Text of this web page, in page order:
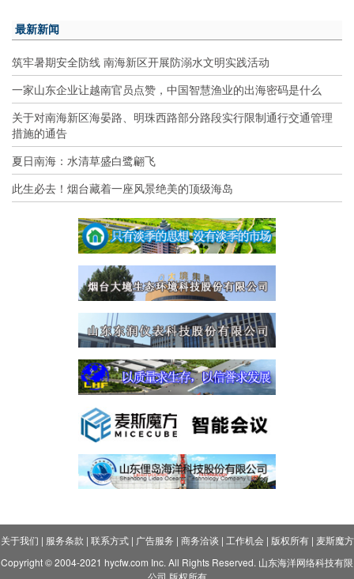
最新新闻
筑牢暑期安全防线 南海新区开展防溺水文明实践活动
一家山东企业让越南官员点赞，中国智慧渔业的出海密码是什么
关于对南海新区海晏路、明珠西路部分路段实行限制通行交通管理
措施的通告
夏日南海：水清草盛白鹭翩飞
此生必去！烟台藏着一座风景绝美的顶级海岛
关于我们 | 服务条款 | 联系方式| 广告服务 | 商务洽谈 | 工作机会| 版权所有| 麦斯魔方
Copyright © 2004-2021 hycfw.com Inc. All Rights Reserved. 山东海洋网络科技有限